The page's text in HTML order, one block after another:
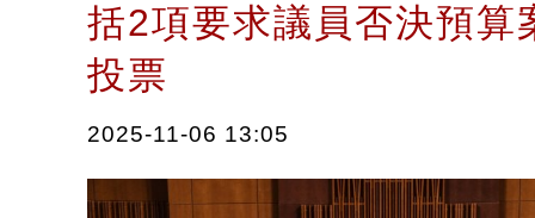
括2項要求議員否決預算
投票
2025-11-06 13:05